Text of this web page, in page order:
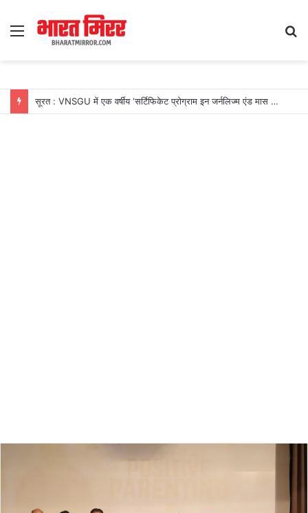
Menu
सूरत : VNSGU में एक वर्षीय ‘सर्टिफिकेट प्रोग्राम इन जर्नलिज्म एंड मास कम्युनिकेशन’ का शुभारंभ